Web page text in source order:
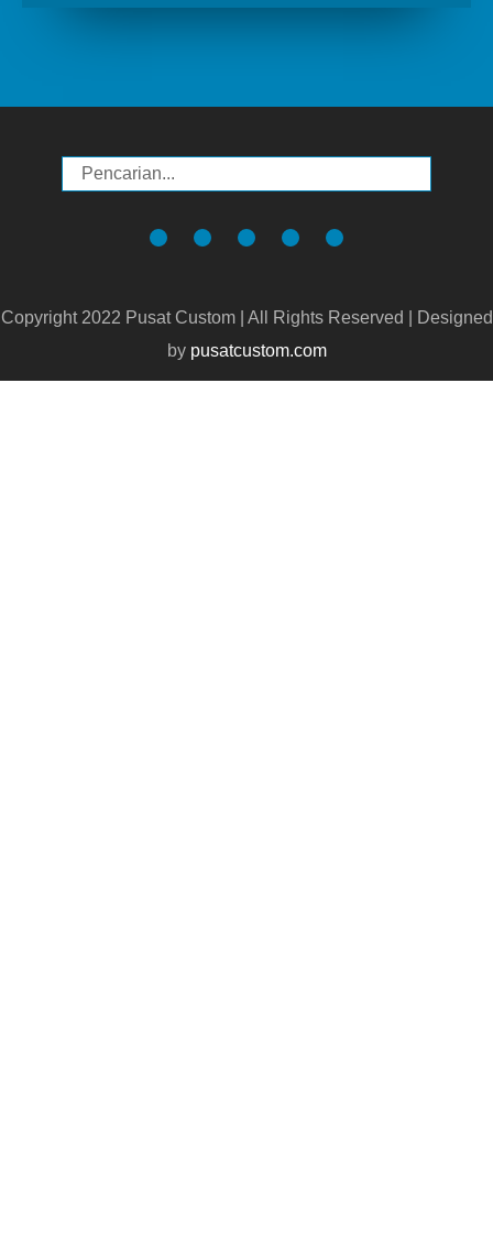
Copyright 2022 Pusat Custom | All Rights Reserved | Designed
by pusatcustom.com